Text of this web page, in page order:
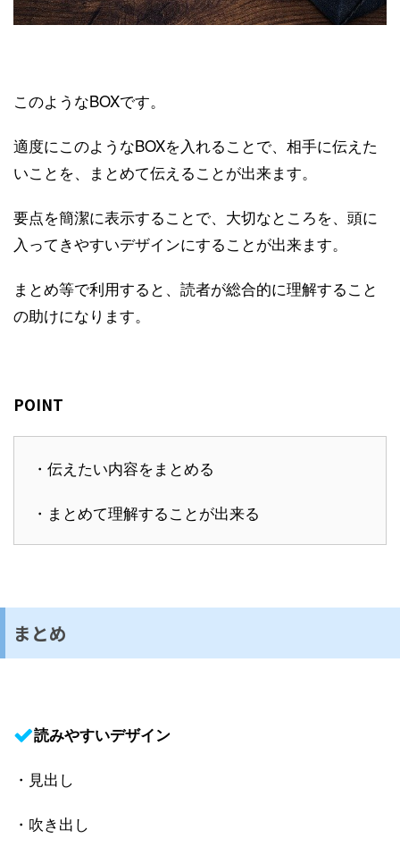
このようなBOXです。
適度にこのようなBOXを入れることで、相手に伝えた
いことを、まとめて伝えることが出来ます。
要点を簡潔に表示することで、大切なところを、頭に
入ってきやすいデザインにすることが出来ます。
まとめ等で利用すると、読者が総合的に理解すること
の助けになります。
POINT
・伝えたい内容をまとめる
・まとめて理解することが出来る
まとめ
読みやすいデザイン
・見出し
・吹き出し